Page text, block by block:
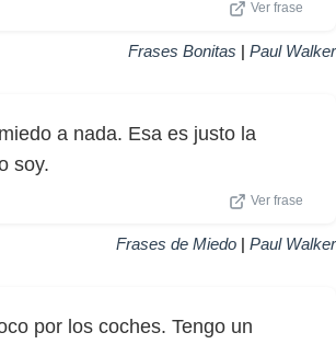
Ver frase
Frases Bonitas | Paul Walker
a nada. Esa es justo la
soy.
Ver frase
Frases de Miedo | Paul Walker
por los coches. Tengo un